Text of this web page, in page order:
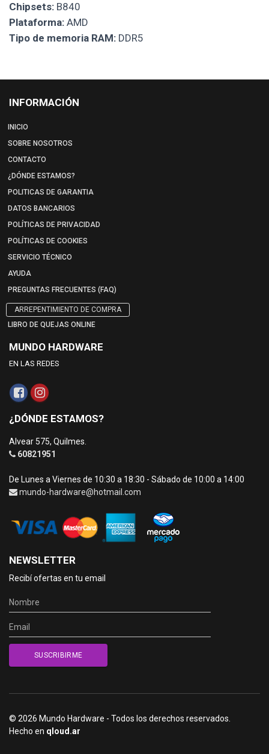
Chipsets: B840
Plataforma: AMD
Tipo de memoria RAM: DDR5
INFORMACIÓN
INICIO
SOBRE NOSOTROS
CONTACTO
¿DÓNDE ESTAMOS?
POLITICAS DE GARANTIA
DATOS BANCARIOS
POLÍTICAS DE PRIVACIDAD
POLÍTICAS DE COOKIES
SERVICIO TÉCNICO
AYUDA
PREGUNTAS FRECUENTES (FAQ)
ARREPENTIMIENTO DE COMPRA
LIBRO DE QUEJAS ONLINE
MUNDO HARDWARE
EN LAS REDES
¿DÓNDE ESTAMOS?
Alvear 575, Quilmes.
60821951
De Lunes a Viernes de 10:30 a 18:30 - Sábado de 10:00 a 14:00
mundo-hardware@hotmail.com
NEWSLETTER
Recibí ofertas en tu email
© 2026 Mundo Hardware - Todos los derechos reservados.
Hecho en qloud.ar